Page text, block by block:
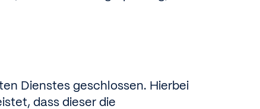
Dienstes geschlossen. Hierbei
dass dieser die